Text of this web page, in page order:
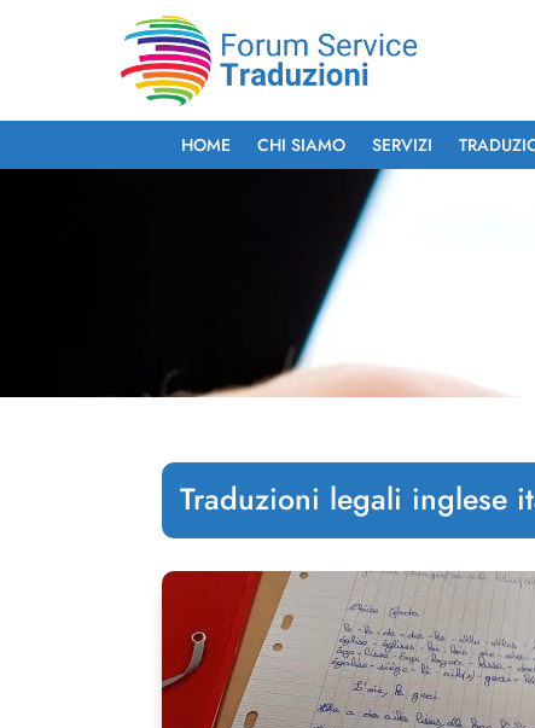
HOME CHI SIAMO SERVIZI
Traduzioni legali inglese